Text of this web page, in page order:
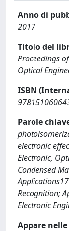
Anno di
2017
Titolo del
Proceedings
Optical
ISBN
Parole
electronic
Electronic,
Condensed
Recognition;
Electronic
Appare